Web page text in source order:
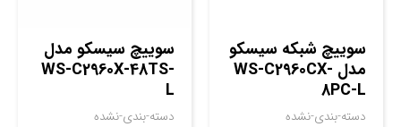
سوييچ شبکه سيسکو
مدل WS-C2960CX-
8PC-L
دسته-بندی-نشده
سوييچ سيسکو مدل
WS-C2960X-48TS-
L
دسته-بندی-نشده